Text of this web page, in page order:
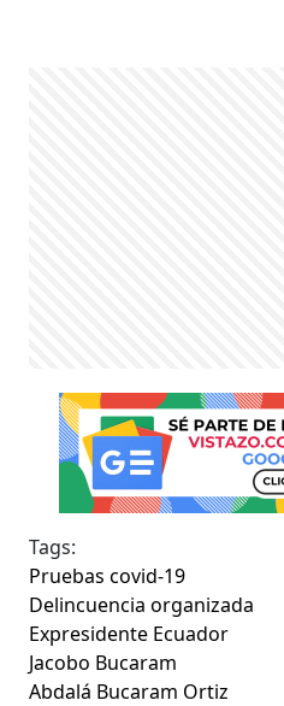
Tags:
Pruebas covid-19
Delincuencia organizada
Expresidente Ecuador
Jacobo Bucaram
Abdalá Bucaram Ortiz